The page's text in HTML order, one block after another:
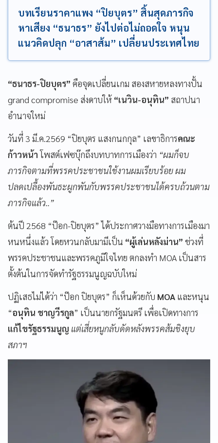
บทเรียนราคาแพง “ปิยบุตร” สิ้นสุดภารกิจ
หาเสียง “ธนาธร” ยังไปต่อไม่ถอดใจ หนุน
แนวคิดปลุก “อาสาส้ม” เปลี่ยนประเทศไทย
“ธนาธร-ปิยบุตร” คือจุดเปลี่ยนเกม สองสหายหลงทางปั้น
grand compromise ส่งดาบให้ “เนวิน-อนุทิน” สถาปนา
อำนาจใหม่
วันที่ 3 มี.ค.2569 “ปิยบุตร แสงกนกกุล” เลขาธิการคณะ
ก้าวหน้าโพสต์เฟซบุ๊กถึงบทบาทการเมืองว่า “ผมก็จบ
ภารกิจตามที่พรรคประชาชนใช้งานผมเรียบร้อย ผม
ปลดเปลื้องพันธะผูกพันกับพรรคประชาชนได้ครบถ้วนตาม
ภารกิจแล้ว..”
ต้นปี 2568 “ป๊อก-ปิยบุตร” ได้ประกาศวางมือทางการเมืองมา
หนหนึ่งแล้ว โดยหวนกลับมามีเป็น “ผู้เล่นหลังม่าน” ช่วงที่
พรรคประชาชนและพรรคภูมิใจไทย ตกลงทำ MOA เป็นสาร
ตั้งต้นในการจัดทำรัฐธรรมนูญฉบับใหม่
ปฏิเสธไม่ได้ว่า “ป๊อก ปิยบุตร” ก็เห็นด้วยกับ MOA และหนุน
“อนุทิน ชาญวีรกูล” เป็นนายกรัฐมนตรี เพื่อเปิดทางการ
แก้ไขรัฐธรรมนูญ แต่เสี่ยหนูกลับดัดหลังพรรคส้มชิงยุบ
สภาฯ